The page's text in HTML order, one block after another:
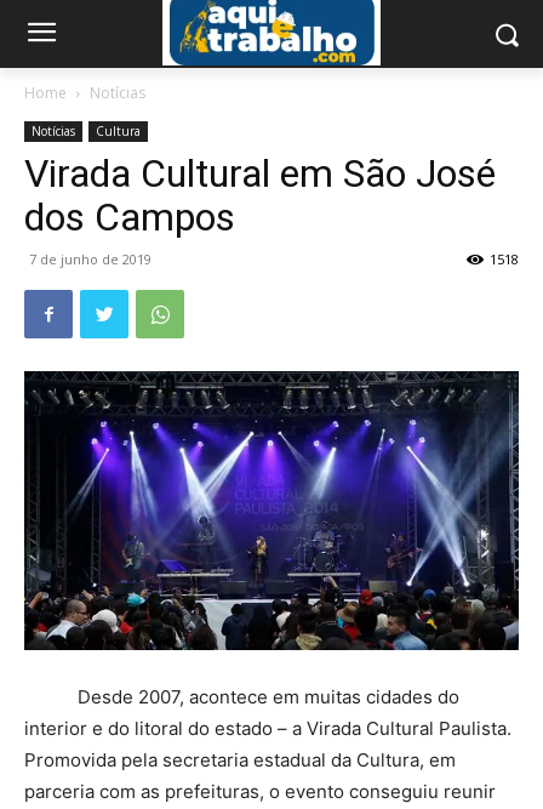
Home Notícias
Notícias Cultura
Virada Cultural em São José
dos Campos
7 de junho de 2019 1518
Desde 2007, acontece em muitas cidades do
interior e do litoral do estado – a Virada Cultural Paulista.
Promovida pela secretaria estadual da Cultura, em
parceria com as prefeituras, o evento conseguiu reunir